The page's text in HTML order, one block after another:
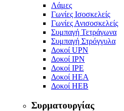
Λάμες
Γωνίες Ισοσκελείς
Γωνίες Ανισοσκελείς
Συμπαγή Τετράγωνα
Συμπαγή Στρόγγυλα
Δοκοί UPN
Δοκοί ΙPN
Δοκοί ΙPΕ
Δοκοί ΗΕΑ
Δοκοί ΗΕΒ
Συρματουργίας